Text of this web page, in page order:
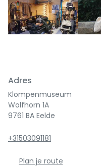
Previous
Adres
Klompenmuseum
Wolfhorn 1A
9761 BA Eelde
+31503091181
Plan je route